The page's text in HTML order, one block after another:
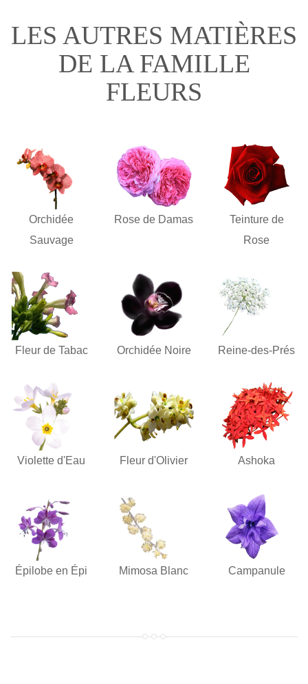
LES AUTRES MATIÈRES
DE LA FAMILLE
FLEURS
Orchidée
Sauvage
Rose de Damas
Teinture de
Rose
Fleur de Tabac Orchidée Noire Reine-des-Prés
Violette d'Eau Fleur d'Olivier Ashoka
Épilobe en Épi Mimosa Blanc Campanule